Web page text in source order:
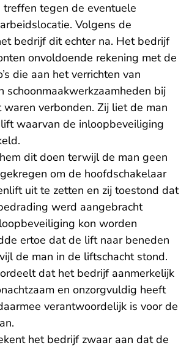
tegen de eventuele
Volgens de
bedrijf dit echter na. Het bedrijf
onvoldoende rekening met de
die aan het verrichten van
schoonmaakwerkzaamheden bij
verbonden. Zij liet de man
waarvan de inloopbeveiliging
dit doen terwijl de man geen
om de hoofdschakelaar
uit te zetten en zij toestond dat
werd aangebracht
kon worden
ertoe dat de lift naar beneden
de man in de liftschacht stond.
dat het bedrijf aanmerkelijk
en onzorgvuldig heeft
verantwoordelijk is voor de
het bedrijf zwaar aan dat de